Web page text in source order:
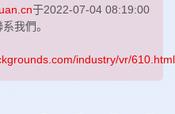
于2022-07-04 08:19:00
我們。
industry/vr/610.html